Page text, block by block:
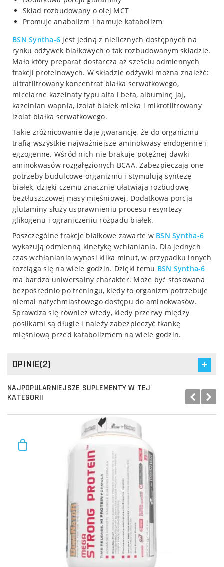
Skład rozbudowany o olej MCT
Promuje anabolizm i hamuje katabolizm
BSN Syntha-6 jest jedną z nielicznych dostępnych na
rynku odżywek białkowych o tak rozbudowanym składzie.
Mało który preparat dostarcza aż sześciu odmiennych
frakcji proteinowych. W składzie odżywki można znaleźć:
ultrafiltrowany koncentrat białka serwatkowego,
micelarne kazeinaty typu alfa i beta, albuminę jaj,
kazeinian wapnia, izolat białek mleka i mikrofiltrowany
izolat białka serwatkowego.
Takie zróżnicowanie daje gwarancję, że do organizmu
trafią wszystkie najważniejsze aminokwasy endogenne i
egzogenne. Wśród nich nie brakuje potężnej dawki
aminokwasów rozgałęzionych BCAA. Zabezpieczają one
potrzeby budulcowe organizmu i stymulują syntezę
białek, dzięki czemu znacznie ułatwiają rozbudowę
beztłuszczowej masy mięśniowej. Dodatkowa porcja
glutaminy służy usprawnieniu procesu resyntezy
glikogenu i ograniczeniu rozpadu białek.
Poszczególne frakcje białkowe zawarte w BSN Syntha-6
wykazują odmienną kinetykę wchłaniania. Dla jednych
czas wchłaniania wynosi kilka minut, w przypadku innych
rozciąga się na wiele godzin. Dzięki temu BSN Syntha-6
ma bardzo uniwersalny charakter. Może być stosowana
bezpośrednio po treningu, kiedy to organizm potrzebuje
niemal natychmiastowego dostępu do aminokwasów.
Sprawdza się również wtedy, kiedy przerwy między
posiłkami są długie i należy zabezpieczyć tkankę
mięśniową przed katabolizmem na wiele godzin.
OPINIE(2)
NAJPOPULARNIEJSZE SUPLEMENTY W TEJ
KATEGORII